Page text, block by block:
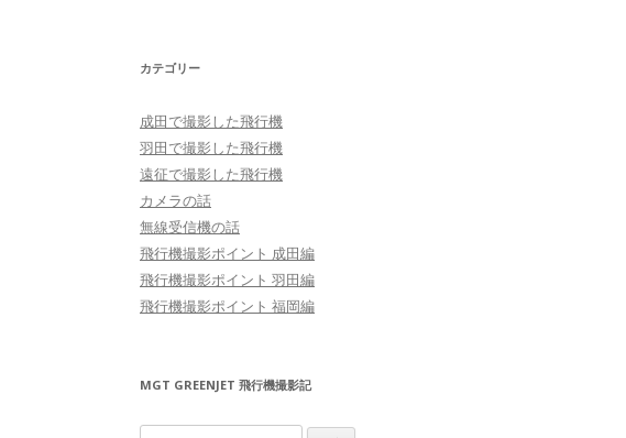
カテゴリー
成田で撮影した飛行機
羽田で撮影した飛行機
遠征で撮影した飛行機
カメラの話
無線受信機の話
飛行機撮影ポイント 成田編
飛行機撮影ポイント 羽田編
飛行機撮影ポイント 福岡編
MGT GREENJET 飛行機撮影記